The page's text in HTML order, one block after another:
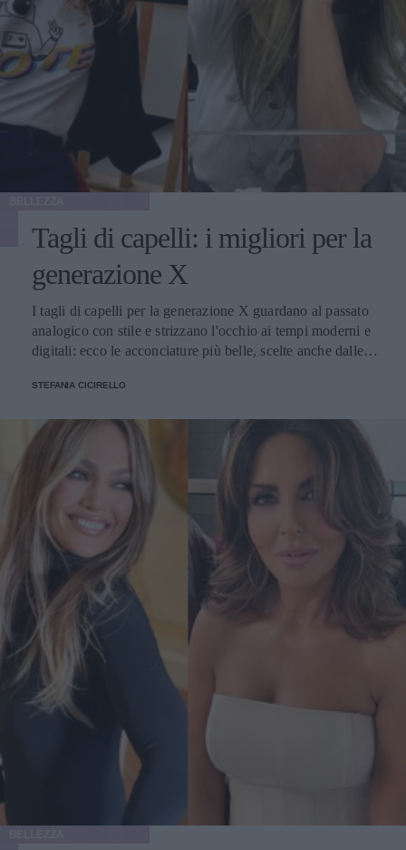
Tagli di capelli: i migliori per la
generazione X
I tagli di capelli per la generazione X guardano al passato
analogico con stile e strizzano l'occhio ai tempi moderni e
digitali: ecco le acconciature più belle, scelte anche dalle
STEFANIA CICIRELLO